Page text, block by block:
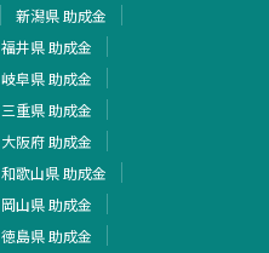
新潟県 助成金
福井県 助成金
岐阜県 助成金
三重県 助成金
大阪府 助成金
和歌山県 助成金
岡山県 助成金
徳島県 助成金